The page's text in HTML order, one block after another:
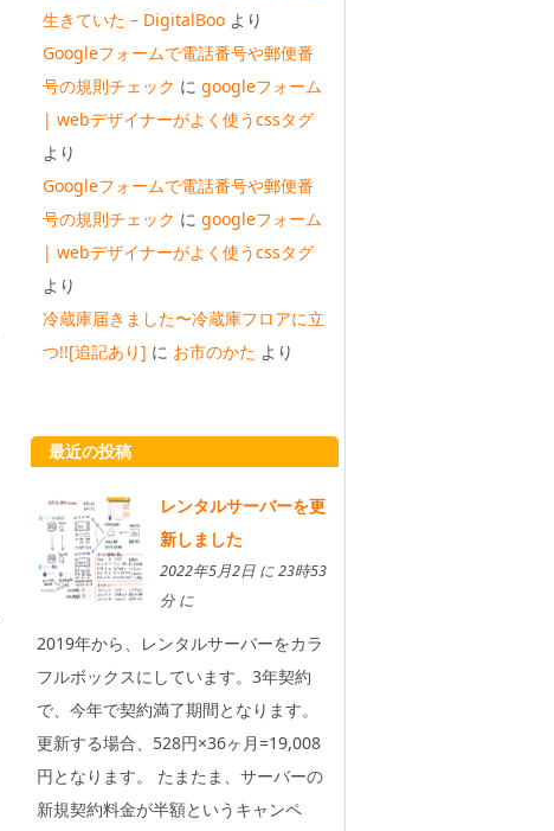
生きていた – DigitalBoo より
Googleフォームで電話番号や郵便番
号の規則チェック に googleフォーム
| webデザイナーがよく使うcssタグ
より
Googleフォームで電話番号や郵便番
号の規則チェック に googleフォーム
| webデザイナーがよく使うcssタグ
より
冷蔵庫届きました〜冷蔵庫フロアに立
つ!![追記あり] に お市のかた より
最近の投稿
レンタルサーバーを更
新しました
2022年5月2日 に 23時53
分 に
2019年から、レンタルサーバーをカラ
フルボックスにしています。3年契約
で、今年で契約満了期間となります。
更新する場合、528円×36ヶ月=19,008
円となります。 たまたま、サーバーの
新規契約料金が半額というキャンペ